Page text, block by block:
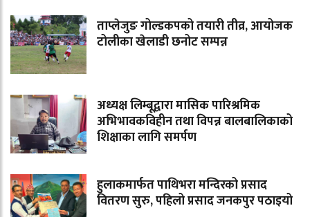
ताप्लेजुङ गोल्डकपको तयारी तीव्र, आयोजक
टोलीका खेलाडी छनोट सम्पन्न
अध्यक्ष लिम्बूद्वारा मासिक पारिश्रमिक
अभिभावकविहीन तथा विपन्न बालबालिकाको
शिक्षाका लागि समर्पण
हुलाकमार्फत पाथिभरा मन्दिरको प्रसाद
वितरण सुरु, पहिलो प्रसाद जनकपुर पठाइयो